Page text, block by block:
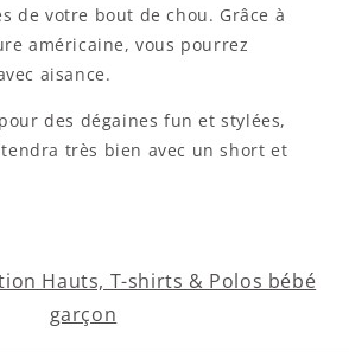
de votre bout de chou. Grâce à
américaine, vous pourrez
aisance.
des dégaines fun et stylées,
très bien avec un short et
Hauts, T-shirts & Polos bébé
garçon